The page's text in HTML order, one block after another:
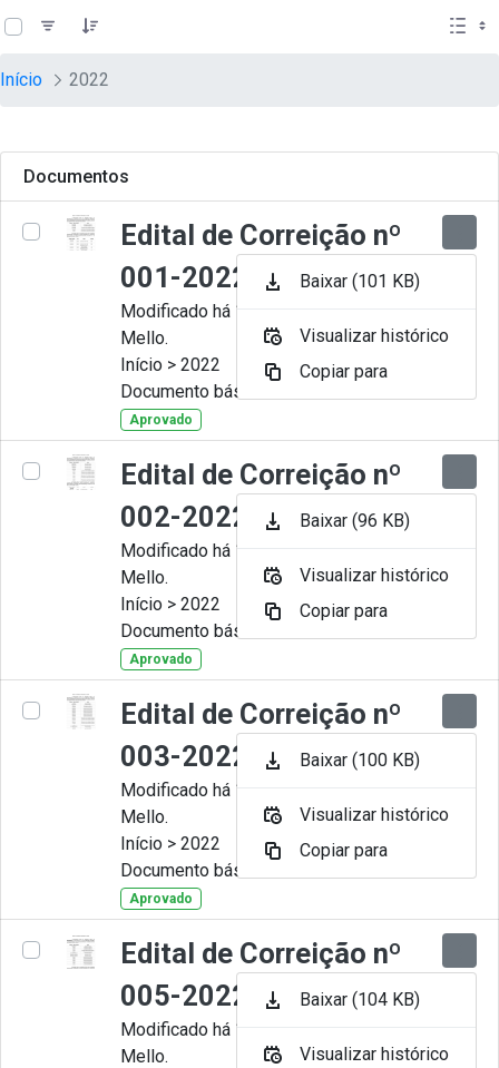
Pular para o Conteúdo principal
teste descricao
Início 2022
Documentos
Edital de Correição nº
001-2022
Modificado há 11 Meses por Artur
Mello.
Início > 2022
Documento básico
Aprovado
Edital de Correição nº
002-2022
Modificado há 11 Meses por Artur
Mello.
Início > 2022
Documento básico
Aprovado
Edital de Correição nº
003-2022
Modificado há 11 Meses por Artur
Mello.
Início > 2022
Documento básico
Aprovado
Edital de Correição nº
005-2022
Modificado há 11 Meses por Artur
Mello.
Baixar (101 KB)
Visualizar histórico
Copiar para
Baixar (96 KB)
Visualizar histórico
Copiar para
Baixar (100 KB)
Visualizar histórico
Copiar para
Baixar (104 KB)
Visualizar histórico